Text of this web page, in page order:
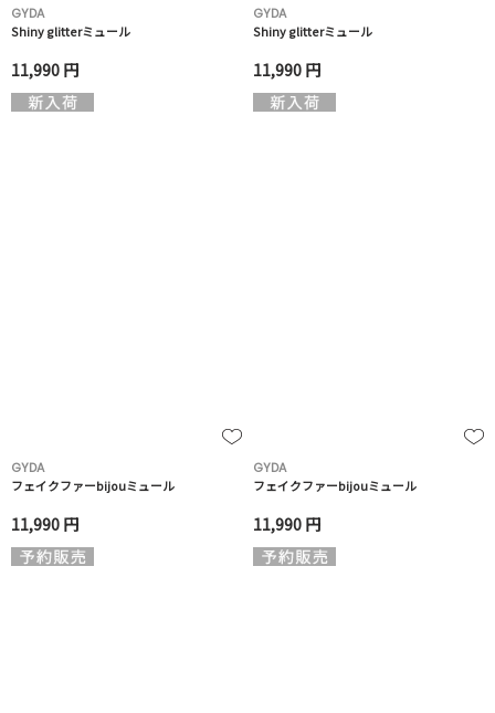
GYDA
Shiny glitterミュール
11,990 円
GYDA
Shiny glitterミュール
11,990 円
GYDA
フェイクファーbijouミュール
11,990 円
GYDA
フェイクファーbijouミュール
11,990 円